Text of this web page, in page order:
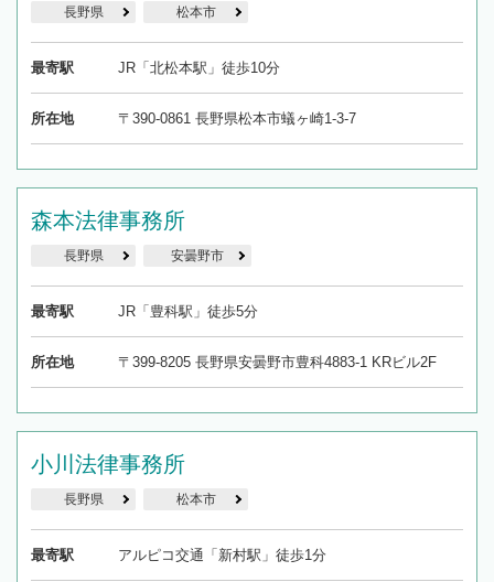
長野県 松本市
最寄駅 JR「北松本駅」徒歩10分
所在地 〒390-0861 長野県松本市蟻ヶ崎1-3-7
森本法律事務所
長野県 安曇野市
最寄駅 JR「豊科駅」徒歩5分
所在地 〒399-8205 長野県安曇野市豊科4883-1 KRビル2F
小川法律事務所
長野県 松本市
最寄駅 アルピコ交通「新村駅」徒歩1分